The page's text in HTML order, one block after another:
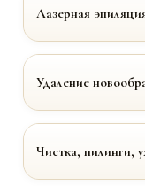
Лазерная
Удаление
Чистка, пилинги,